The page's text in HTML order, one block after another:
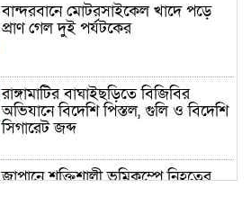
বান্দরবানে মোটরসাইকেল খাদে পড়ে
প্রাণ গেল দুই পর্যটকের
রাঙ্গামাটির বাঘাইছড়িতে বিজিবির
অভিযানে বিদেশি পিস্তল, গুলি ও বিদেশি
সিগারেট জব্দ
জাপানে শক্তিশালী ভূমিকম্পে নিহতের